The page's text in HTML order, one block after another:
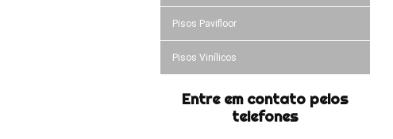
Pisos Pavifloor
Pisos Vinílicos
Entre em contato pelos
telefones